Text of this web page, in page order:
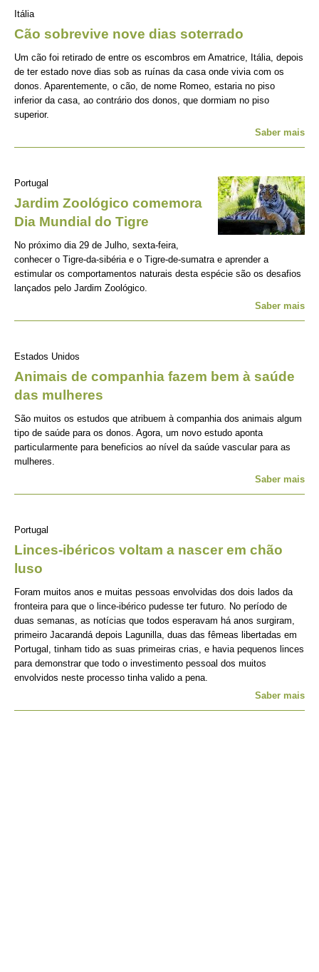
Itália
Cão sobrevive nove dias soterrado
Um cão foi retirado de entre os escombros em Amatrice, Itália, depois
de ter estado nove dias sob as ruínas da casa onde vivia com os
donos. Aparentemente, o cão, de nome Romeo, estaria no piso
inferior da casa, ao contrário dos donos, que dormiam no piso
superior.
Saber mais
Portugal
Jardim Zoológico comemora
Dia Mundial do Tigre
No próximo dia 29 de Julho, sexta-feira,
conhecer o Tigre-da-sibéria e o Tigre-de-sumatra e aprender a
estimular os comportamentos naturais desta espécie são os desafios
lançados pelo Jardim Zoológico.
Saber mais
Estados Unidos
Animais de companhia fazem bem à saúde
das mulheres
São muitos os estudos que atribuem à companhia dos animais algum
tipo de saúde para os donos. Agora, um novo estudo aponta
particularmente para beneficios ao nível da saúde vascular para as
mulheres.
Saber mais
Portugal
Linces-ibéricos voltam a nascer em chão
luso
Foram muitos anos e muitas pessoas envolvidas dos dois lados da
fronteira para que o lince-ibérico pudesse ter futuro. No período de
duas semanas, as notícias que todos esperavam há anos surgiram,
primeiro Jacarandá depois Lagunilla, duas das fêmeas libertadas em
Portugal, tinham tido as suas primeiras crias, e havia pequenos linces
para demonstrar que todo o investimento pessoal dos muitos
envolvidos neste processo tinha valido a pena.
Saber mais